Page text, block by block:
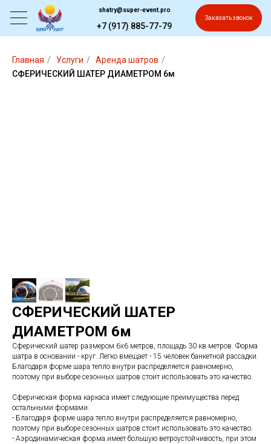
Заказать звонок
shatry@super-event.pro
+7 (917) 885-77-79
Главная / Услуги / Аренда шатров /
СФЕРИЧЕСКИЙ ШАТЕР ДИАМЕТРОМ 6м
СФЕРИЧЕСКИЙ ШАТЕР
ДИАМЕТРОМ 6м
Сферический шатер размером 6х6 метров, площадь 30 кв.метров. Форма
шатра в основании - круг. Легко вмещает - 15 человек банкетной рассадки.
Благодаря форме шара тепло внутри распределяется равномерно,
поэтому при выборе сезонных шатров стоит использовать это качество.
Сферическая форма каркаса имеет следующие преимущества перед
остальными формами:
- Благодаря форме шара тепло внутри распределяется равномерно,
поэтому при выборе сезонных шатров стоит использовать это качество.
- Аэродинамическая форма имеет большую ветроустойчивость, при этом